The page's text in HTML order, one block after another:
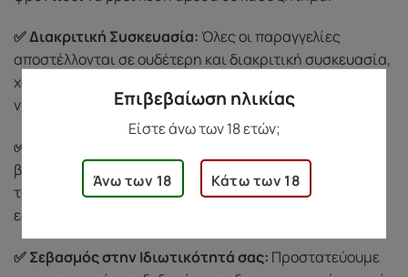
✅ Διακριτική Συσκευασία:Όλες οι παραγγελίες
αποστέλλονται σε ουδέτερη και διακριτική συσκευασία,
χωρίς λογότυπα ή ενδείξεις περιεχομένου, για να
νιώσετε άνετα κατά την παραλαβή.
✅ Εξυπηρέτηση Πελατών:
βοήθεια, μπορείτε να επικοινωνήσετε μαζί μας
τηλεφωνικά στο69 3721 1519. Θα χαρούμε να σας
εξυπηρετήσουμε με διακριτικότητα και σεβασμό.
✅ Σεβασμός στην Ιδιωτικότητά σας: Προστατεύουμε
Επιβεβαίωση ηλικίας
Είστε άνω των 18 ετών;
Άνω των 18 Κάτω των 18